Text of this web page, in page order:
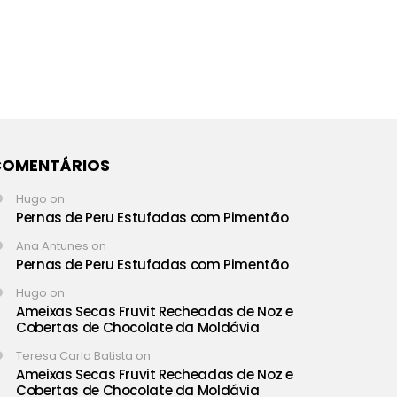
Hugo on
Pernas de Peru Estufadas com Pimentão
Ana Antunes on
Pernas de Peru Estufadas com Pimentão
Hugo on
Ameixas Secas Fruvit Recheadas de Noz e
Cobertas de Chocolate da Moldávia
Teresa Carla Batista on
Ameixas Secas Fruvit Recheadas de Noz e
Cobertas de Chocolate da Moldávia